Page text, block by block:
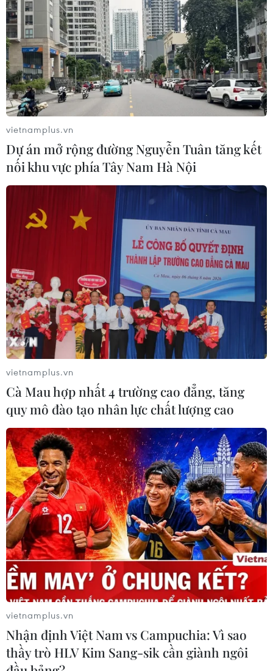
Thái Lan-Myanmar thúc đẩy hợp tác
kinh tế và công nghệ vũ trụ
06/08/2026 13:35
vietnamplus.vn
Dự án mở rộng đường Nguyễn Tuân tăng kết
nối khu vực phía Tây Nam Hà Nội
vietnamplus.vn
Cà Mau hợp nhất 4 trường cao đẳng, tăng
quy mô đào tạo nhân lực chất lượng cao
vietnamplus.vn
Nhận định Việt Nam vs Campuchia: Vì sao
thầy trò HLV Kim Sang-sik cần giành ngôi